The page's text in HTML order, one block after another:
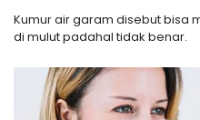
Kumur air garam disebut bisa
di mulut padahal tidak benar.